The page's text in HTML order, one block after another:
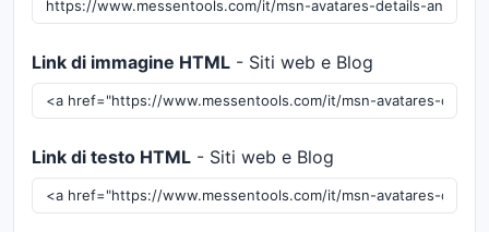
Link di immagine HTML - Siti web e Blog
Link di testo HTML - Siti web e Blog